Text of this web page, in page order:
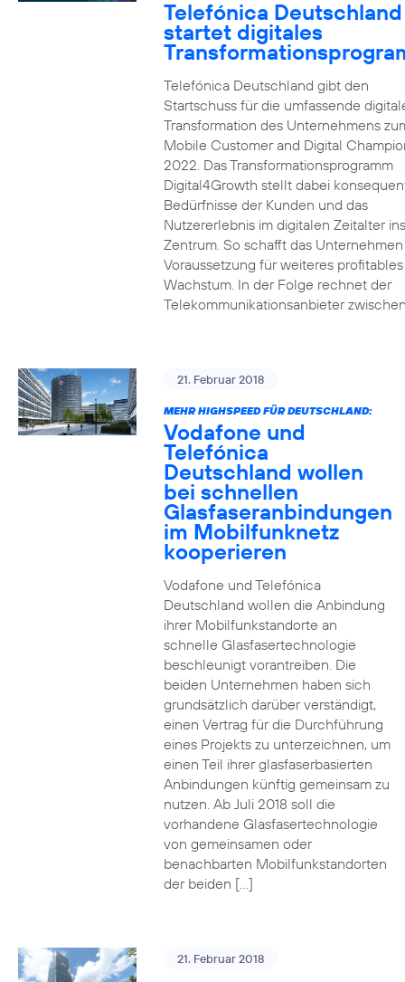
Telefónica Deutschland
startet digitales
Telefónica Deutschland gibt den
Startschuss für die umfassende
Transformation des Unternehmens
Mobile Customer and Digital
2022. Das Transformationsprogramm
Digital4Growth stellt dabei
Bedürfnisse der Kunden und das
Nutzererlebnis im digitalen Zeitalter ins
Zentrum. So schafft das
Voraussetzung für weiteres profitables
Wachstum. In der Folge rechnet der
Telekommunikationsanbieter
21. Februar 2018
MEHR HIGHSPEED FÜR DEUTSCHLAND:
Vodafone und
Telefónica
Deutschland wollen
bei schnellen
Glasfaseranbindungen
im Mobilfunknetz
kooperieren
Vodafone und Telefónica
Deutschland wollen die Anbindung
ihrer Mobilfunkstandorte an
schnelle Glasfasertechnologie
beschleunigt vorantreiben. Die
beiden Unternehmen haben sich
grundsätzlich darüber verständigt,
einen Vertrag für die Durchführung
eines Projekts zu unterzeichnen, um
einen Teil ihrer glasfaserbasierten
Anbindungen künftig gemeinsam zu
nutzen. Ab Juli 2018 soll die
vorhandene Glasfasertechnologie
von gemeinsamen oder
benachbarten Mobilfunkstandorten
der beiden […]
21. Februar 2018